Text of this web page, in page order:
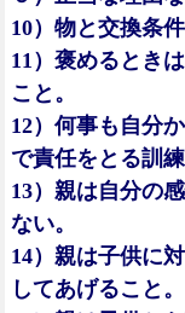
10）物と交換条
11）褒めるとき
こと。
12）何事も自分
で責任をとる訓
13）親は自分の
ない。
14）親は子供に
してあげること。